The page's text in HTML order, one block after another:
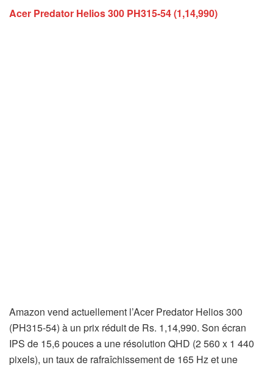
Acer Predator Helios 300 PH315-54 (1,14,990)
Amazon vend actuellement l’Acer Predator Helios 300
(PH315-54) à un prix réduit de Rs. 1,14,990. Son écran
IPS de 15,6 pouces a une résolution QHD (2 560 x 1 440
pixels), un taux de rafraîchissement de 165 Hz et une